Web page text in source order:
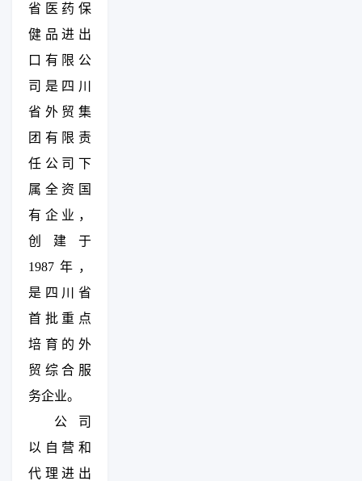
省医药保
健品进出
口有限公
司是四川
省外贸集
团有限责
任公司下
属全资国
有企业，
创建于
1987年，
是四川省
首批重点
培育的外
贸综合服
务企业。
公司
以自营和
代理进出